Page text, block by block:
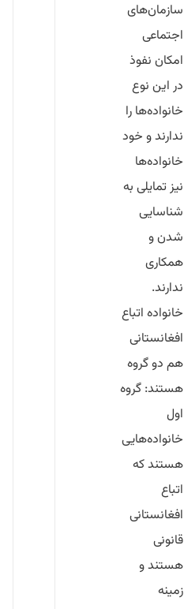
سازمان‌های
اجتماعی
امکان نفوذ
در این نوع
خانواده‌ها را
ندارند و خود
خانواده‌ها
نیز تمایلی به
شناسایی
شدن و
همکاری
ندارند.
خانواده اتباع
افغانستانی
هم دو گروه
هستند: گروه
اول
خانواده‌هایی
هستند که
اتباع
افغانستانی
قانونی
هستند و
زمینه